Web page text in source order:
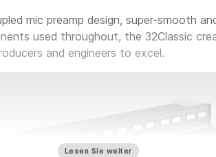
mic preamp design, super-smooth
used throughout, the 32Classic
and engineers to excel.
Lesen Sie weiter